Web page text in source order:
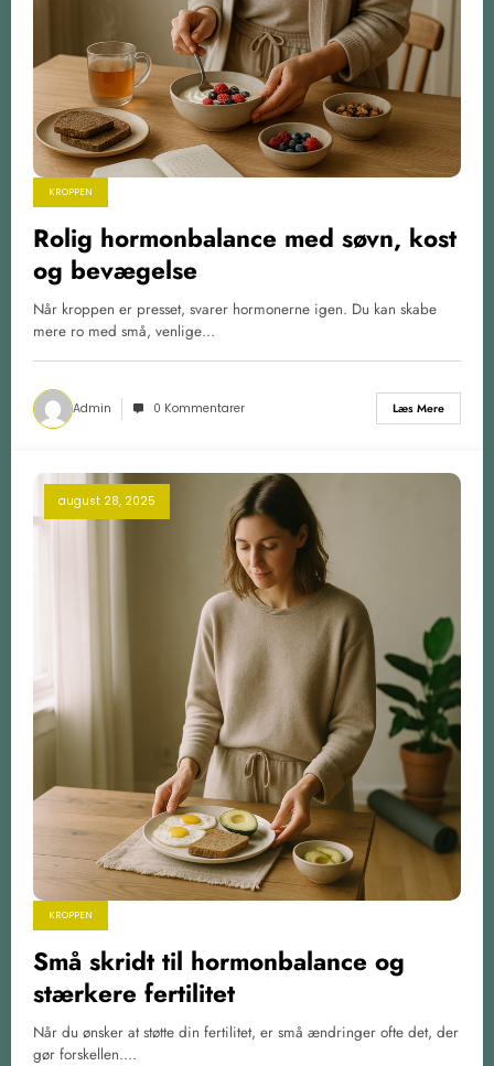
KROPPEN
Rolig hormonbalance med søvn, kost
og bevægelse
Når kroppen er presset, svarer hormonerne igen. Du kan skabe
mere ro med små, venlige…
Admin 0 Kommentarer Læs Mere
august 28, 2025
KROPPEN
Små skridt til hormonbalance og
stærkere fertilitet
Når du ønsker at støtte din fertilitet, er små ændringer ofte det, der
gør forskellen.…